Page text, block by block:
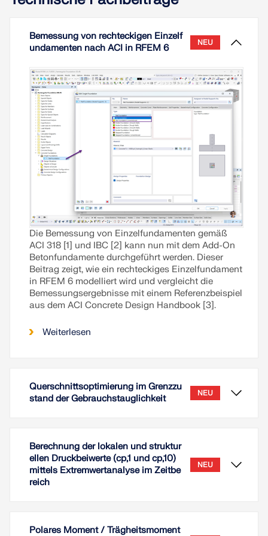
Bemessung von rechteckigen Einzelf
undamenten nach ACI in RFEM 6
NEU
Die Bemessung von Einzelfundamenten gemäß
ACI 318 [1] und IBC [2] kann nun mit dem Add-On
Betonfundamente durchgeführt werden. Dieser
Beitrag zeigt, wie ein rechteckiges Einzelfundament
in RFEM 6 modelliert wird und vergleicht die
Bemessungsergebnisse mit einem Referenzbeispiel
aus dem ACI Concrete Design Handbook [3].
Weiterlesen
Querschnittsoptimierung im Grenzzu
stand der Gebrauchstauglichkeit
NEU
Berechnung der lokalen und struktur
ellen Druckbeiwerte (cp,1 und cp,10)
mittels Extremwertanalyse im Zeitbe
reich
NEU
Polares Moment / Trägheitsmoment